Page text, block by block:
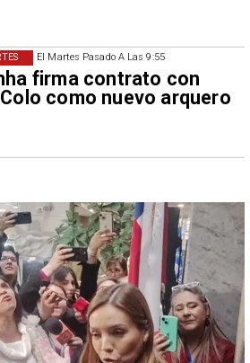
El Martes Pasado A Las 9:55
firma contrato con
como nuevo arquero